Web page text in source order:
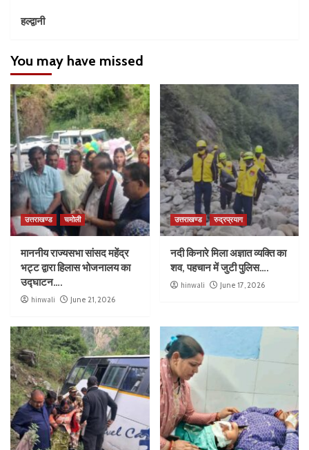
हल्द्वानी
You may have missed
उत्तराखण्ड चमोली
माननीय राज्यसभा सांसद महेंद्र
भट्ट द्वारा हिलास भोजनालय का
उद्घाटन….
hinwali June 21, 2026
उत्तराखण्ड रुद्रप्रयाग
नदी किनारे मिला अज्ञात व्यक्ति का
शव, पहचान में जुटी पुलिस….
hinwali June 17, 2026